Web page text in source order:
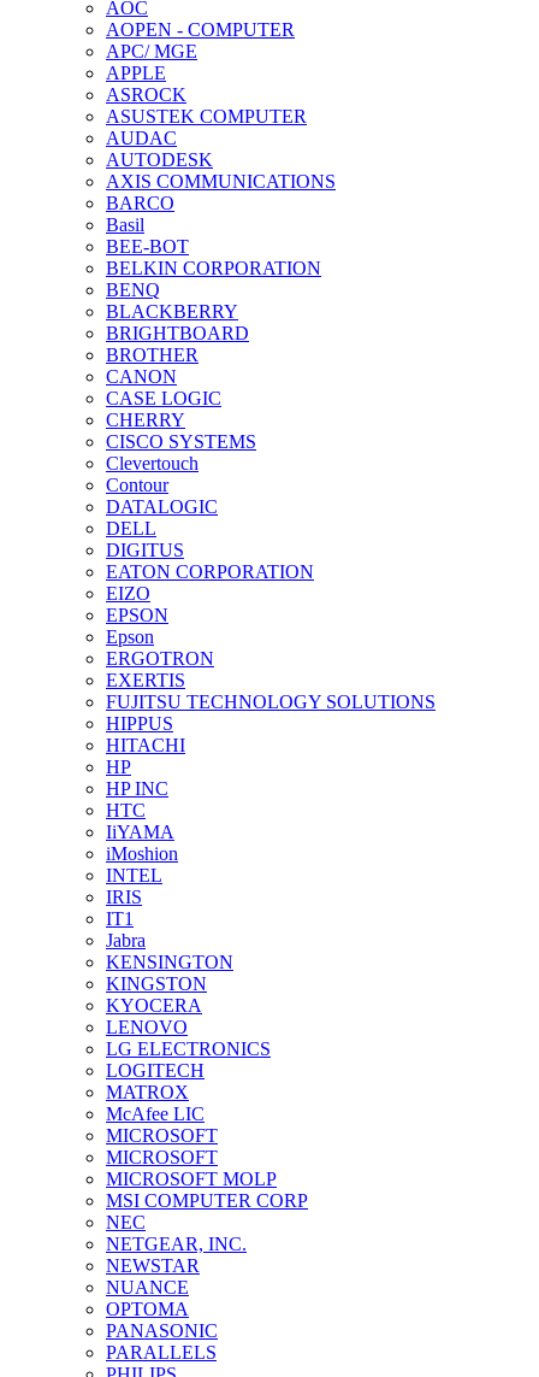
AOC
AOPEN - COMPUTER
APC/ MGE
APPLE
ASROCK
ASUSTEK COMPUTER
AUDAC
AUTODESK
AXIS COMMUNICATIONS
BARCO
Basil
BEE-BOT
BELKIN CORPORATION
BENQ
BLACKBERRY
BRIGHTBOARD
BROTHER
CANON
CASE LOGIC
CHERRY
CISCO SYSTEMS
Clevertouch
Contour
DATALOGIC
DELL
DIGITUS
EATON CORPORATION
EIZO
EPSON
Epson
ERGOTRON
EXERTIS
FUJITSU TECHNOLOGY SOLUTIONS
HIPPUS
HITACHI
HP
HP INC
HTC
IiYAMA
iMoshion
INTEL
IRIS
IT1
Jabra
KENSINGTON
KINGSTON
KYOCERA
LENOVO
LG ELECTRONICS
LOGITECH
MATROX
McAfee LIC
MICROSOFT
MICROSOFT
MICROSOFT MOLP
MSI COMPUTER CORP
NEC
NETGEAR, INC.
NEWSTAR
NUANCE
OPTOMA
PANASONIC
PARALLELS